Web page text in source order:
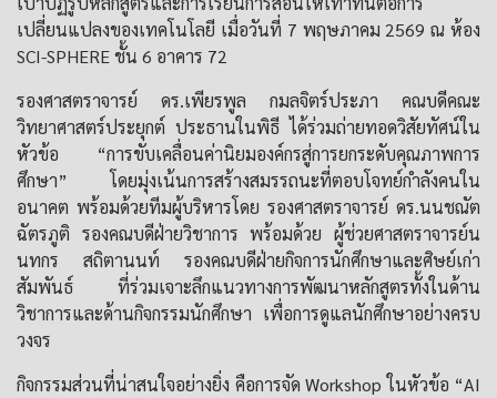
เปลี่ยนแปลงของเทคโนโลยี เมื่อวันที่ 7 พฤษภาคม 2569 ณ ห้อง
SCI-SPHERE ชั้น 6 อาคาร 72
รองศาสตราจารย์ ดร.เพียรพูล กมลจิตร์ประภา คณบดีคณะ
วิทยาศาสตร์ประยุกต์ ประธานในพิธี ได้ร่วมถ่ายทอดวิสัยทัศน์ใน
หัวข้อ “การขับเคลื่อนค่านิยมองค์กรสู่การยกระดับคุณภาพการ
ศึกษา” โดยมุ่งเน้นการสร้างสมรรถนะที่ตอบโจทย์กำลังคนใน
อนาคต พร้อมด้วยทีมผู้บริหารโดย รองศาสตราจารย์ ดร.นนชณัต
ฉัตรภูติ รองคณบดีฝ่ายวิชาการ พร้อมด้วย ผู้ช่วยศาสตราจารย์น
นทกร สถิตานนท์ รองคณบดีฝ่ายกิจการนักศึกษาและศิษย์เก่า
สัมพันธ์ ที่ร่วมเจาะลึกแนวทางการพัฒนาหลักสูตรทั้งในด้าน
วิชาการและด้านกิจกรรมนักศึกษา เพื่อการดูแลนักศึกษาอย่างครบ
วงจร
กิจกรรมส่วนที่น่าสนใจอย่างยิ่ง คือการจัด Workshop ในหัวข้อ “AI